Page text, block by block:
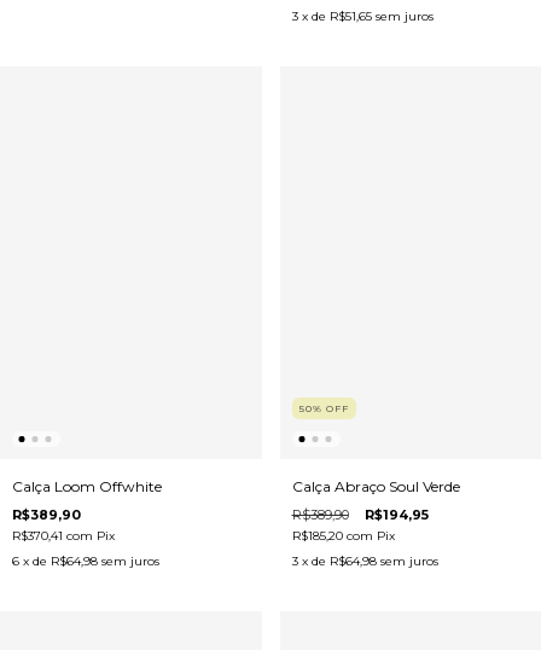
3 x de R$51,65 sem juros
Calça Loom Offwhite
R$389,90
R$370,41 com Pix
6 x de R$64,98 sem juros
50% OFF
Calça Abraço Soul Verde
R$389,90 R$194,95
R$185,20 com Pix
3 x de R$64,98 sem juros